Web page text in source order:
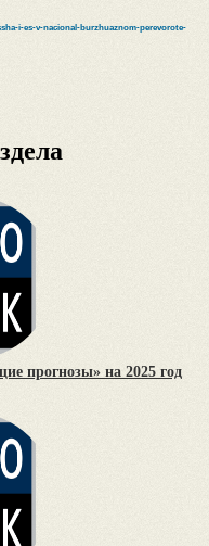
i-es-v-nacional-burzhuaznom-perevorote-
прогнозы» на 2025 год